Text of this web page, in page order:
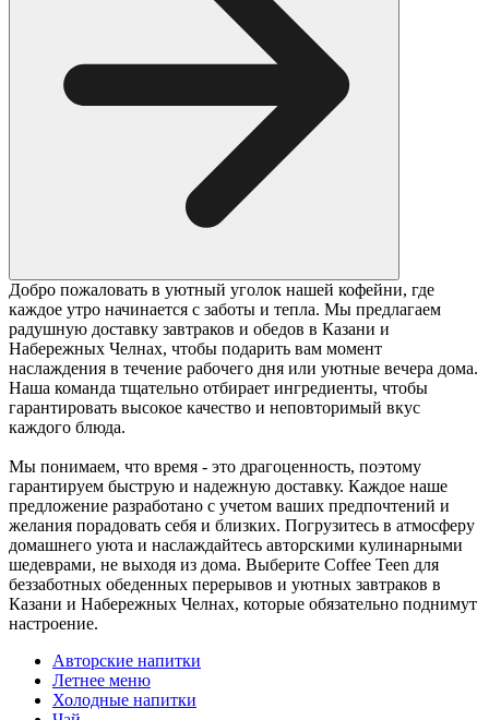
Добро пожаловать в уютный уголок нашей кофейни, где
каждое утро начинается с заботы и тепла. Мы предлагаем
радушную доставку завтраков и обедов в Казани и
Набережных Челнах, чтобы подарить вам момент
наслаждения в течение рабочего дня или уютные вечера дома.
Наша команда тщательно отбирает ингредиенты, чтобы
гарантировать высокое качество и неповторимый вкус
каждого блюда.
Мы понимаем, что время - это драгоценность, поэтому
гарантируем быструю и надежную доставку. Каждое наше
предложение разработано с учетом ваших предпочтений и
желания порадовать себя и близких. Погрузитесь в атмосферу
домашнего уюта и наслаждайтесь авторскими кулинарными
шедеврами, не выходя из дома. Выберите Coffee Teen для
беззаботных обеденных перерывов и уютных завтраков в
Казани и Набережных Челнах, которые обязательно поднимут
настроение.
Авторские напитки
Летнее меню
Холодные напитки